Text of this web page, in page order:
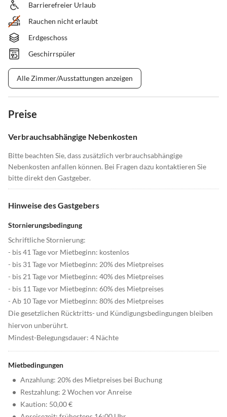
Barrierefreier Urlaub
Rauchen nicht erlaubt
Erdgeschoss
Geschirrspüler
Alle Zimmer/Ausstattungen anzeigen
Preise
Verbrauchsabhängige Nebenkosten
Bitte beachten Sie, dass zusätzlich verbrauchsabhängige
Nebenkosten anfallen können. Bei Fragen dazu kontaktieren Sie
bitte direkt den Gastgeber.
Hinweise des Gastgebers
Stornierungsbedingung
Schriftliche Stornierung:
- bis 41 Tage vor Mietbeginn: kostenlos
- bis 31 Tage vor Mietbeginn: 20% des Mietpreises
- bis 21 Tage vor Mietbeginn: 40% des Mietpreises
- bis 11 Tage vor Mietbeginn: 60% des Mietpreises
- Ab 10 Tage vor Mietbeginn: 80% des Mietpreises
Die gesetzlichen Rücktritts- und Kündigungsbedingungen bleiben
hiervon unberührt.
Mindest-Belegungsdauer: 4 Nächte
Mietbedingungen
• Anzahlung: 20% des Mietpreises bei Buchung
• Restzahlung: 2 Wochen vor Anreise
• Kaution: 50,00 €